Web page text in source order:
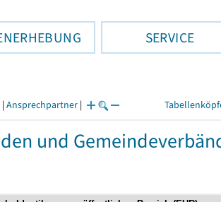
SERVICE
| Ansprechpartner |
und